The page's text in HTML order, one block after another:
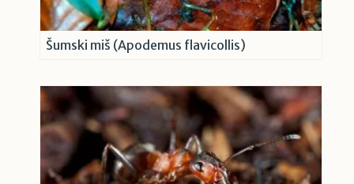
Šumski miš (Apodemus flavicollis)